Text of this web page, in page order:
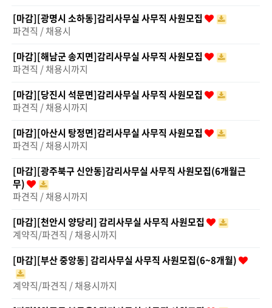
[마감][광명시 소하동]감리사무실 사무직 사원모집
파견직 / 채용시
[마감][해남군 송지면]감리사무실 사무직 사원모집
파견직 / 채용시까지
[마감][당진시 석문면]감리사무실 사무직 사원모집
파견직 / 채용시까지
[마감][아산시 탕정면]감리사무실 사무직 사원모집
파견직 / 채용시까지
[마감][광주북구 신안동]감리사무실 사무직 사원모집(6개월근
무)
파견직 / 채용시까지
[마감][천안시 양당리] 감리사무실 사무직 사원모집
계약직/파견직 / 채용시까지
[마감][부산 중앙동] 감리사무실 사무직 사원모집(6~8개월)
계약직/파견직 / 채용시까지